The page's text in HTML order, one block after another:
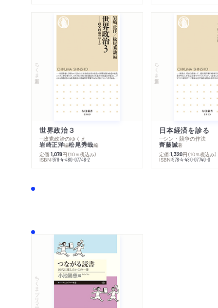
ちくま新書
世界政治３
─政党政治のゆくえ
岩崎正洋編松尾秀哉編
定価:1,078円 （10％税込み）
ISBN:978-4-480-07746-2
ちくま新書
日本経済を診る
─シン・競争の作法
齊藤誠著
定価:1,320円 （10％税込み）
ISBN:978-4-480-07740-0
ちくまプリマー新書